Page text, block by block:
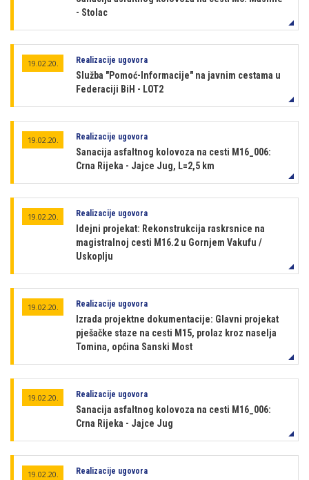
- Stolac
19.02.20. Realizacije ugovora
Služba "Pomoć-Informacije" na javnim cestama u
Federaciji BiH - LOT2
19.02.20. Realizacije ugovora
Sanacija asfaltnog kolovoza na cesti M16_006:
Crna Rijeka - Jajce Jug, L=2,5 km
19.02.20. Realizacije ugovora
Idejni projekat: Rekonstrukcija raskrsnice na
magistralnoj cesti M16.2 u Gornjem Vakufu /
Uskoplju
19.02.20. Realizacije ugovora
Izrada projektne dokumentacije: Glavni projekat
pješačke staze na cesti M15, prolaz kroz naselja
Tomina, općina Sanski Most
19.02.20. Realizacije ugovora
Sanacija asfaltnog kolovoza na cesti M16_006:
Crna Rijeka - Jajce Jug
19.02.20. Realizacije ugovora